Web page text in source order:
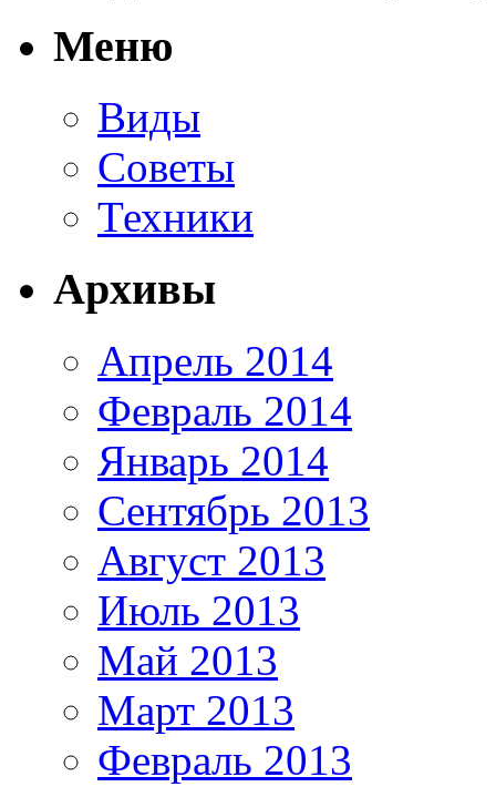
Меню
Виды
Советы
Техники
Архивы
Апрель 2014
Февраль 2014
Январь 2014
Сентябрь 2013
Август 2013
Июль 2013
Май 2013
Март 2013
Февраль 2013